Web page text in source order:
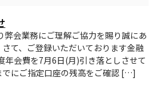
弊会業務にご理解ご協力を賜り誠にあ
て、ご登録いただいております金融
年会費を7月6日(月)引き落としさせて
でにご指定口座の残高をご確認 […]